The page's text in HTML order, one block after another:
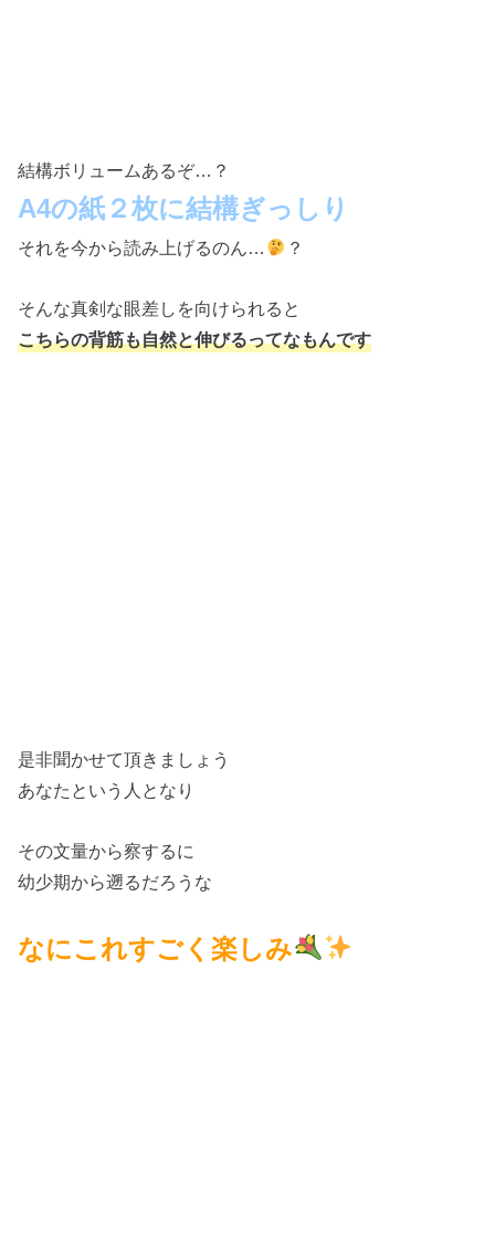
結構ボリュームあるぞ…？
A4の紙２枚に結構ぎっしり
それを今から読み上げるのん… ？
そんな真剣な眼差しを向けられると
こちらの背筋も自然と伸びるってなもんです
是非聞かせて頂きましょう
あなたという人となり
その文量から察するに
幼少期から遡るだろうな
なにこれすごく楽しみ